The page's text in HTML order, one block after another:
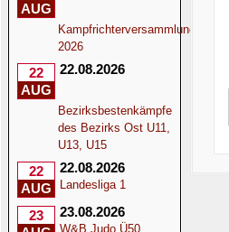
AUG
Kampfrichterversammlung
2026
22
AUG
22.08.2026
Bezirksbestenkämpfe
des Bezirks Ost U11,
U13, U15
22
AUG
22.08.2026
Landesliga 1
23
23.08.2026
W&B Judo Ü50